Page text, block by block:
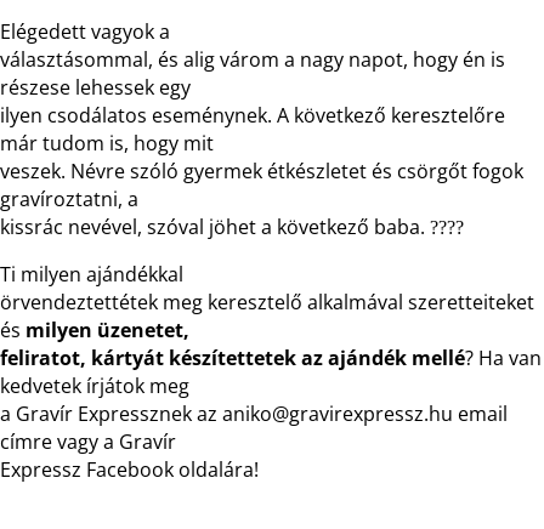
Elégedett vagyok a
választásommal, és alig várom a nagy napot, hogy én is
részese lehessek egy
ilyen csodálatos eseménynek. A következő keresztelőre
már tudom is, hogy mit
veszek. Névre szóló gyermek étkészletet és csörgőt fogok
gravíroztatni, a
kissrác nevével, szóval jöhet a következő baba. ????
Ti milyen ajándékkal
örvendeztettétek meg keresztelő alkalmával szeretteiteket
és milyen üzenetet,
feliratot, kártyát készítettetek az ajándék mellé? Ha van
kedvetek írjátok meg
a Gravír Expressznek az aniko@gravirexpressz.hu email
címre vagy a Gravír
Expressz Facebook oldalára!